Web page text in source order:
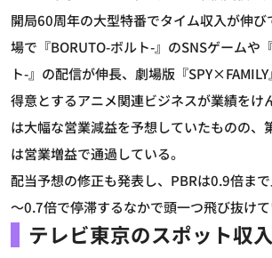
開局60周年の大型特番でタイム収入が伸
場で『BORUTO-ボルト-』のSNSゲームや
ト-』の配信が伸長、劇場版『SPY×FAMILY
得意とするアニメ関連ビジネスが業績をけ
は大幅な営業減益を予想していたものの、
は営業増益で通過している。
配当予想の修正も発表し、PBRは0.9倍ま
～0.7倍で停滞するなかで頭一つ飛び抜けて
テレビ東京のスポット収